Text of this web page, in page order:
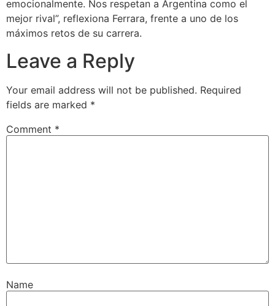
emocionalmente. Nos respetan a Argentina como el
mejor rival”, reflexiona Ferrara, frente a uno de los
máximos retos de su carrera.
Leave a Reply
Your email address will not be published. Required
fields are marked *
Comment *
Name